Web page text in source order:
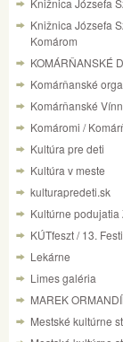
Knižnica Józsefa
Komárom
KOMÁRŇANSKÉ
Komárňanské
Komárňanské
Komáromi /
Kultúra pre deti
Kultúra v meste
kulturapredeti.sk
Kultúrne
KÚTfeszt / 13.
Lekárne
Limes galéria
MAREK
Mestské kultúrne